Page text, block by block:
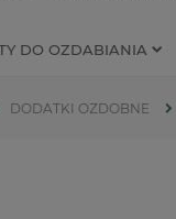
DO OZDABIANIA
DODATKI OZDOBNE